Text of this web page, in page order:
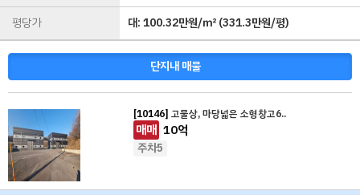
평당가
대:100.32만원/㎡(331.3만원/평)
단지내 매물
[10146] 고물상, 마당넓은 소형창고6..
매매 10억
주차5